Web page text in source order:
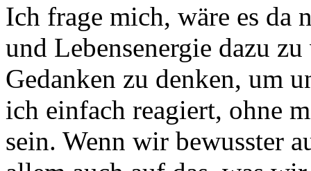
Ich frage mich, wäre es da
und Lebensenergie dazu
Gedanken zu denken, um
ich einfach reagiert, ohne
sein. Wenn wir bewusster